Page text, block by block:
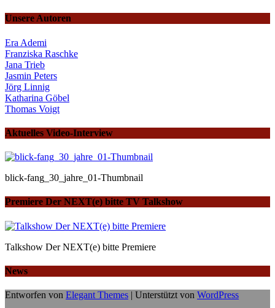
Unsere Autoren
Era Ademi
Franziska Raschke
Jana Trieb
Jasmin Peters
Jörg Linnig
Katharina Göbel
Thomas Voigt
Aktuelles Video-Interview
blick-fang_30_jahre_01-Thumbnail
Premiere Der NEXT(e) bitte TV Talkshow
Talkshow Der NEXT(e) bitte Premiere
News
Entworfen von Elegant Themes | Unterstützt von WordPress